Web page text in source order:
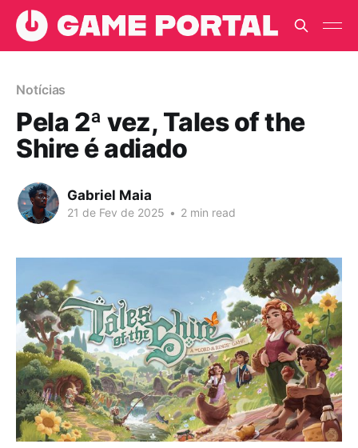
Notícias
Pela 2ª vez, Tales of the
Shire é adiado
Gabriel Maia
21 de Fev de 2025 • 2 min read